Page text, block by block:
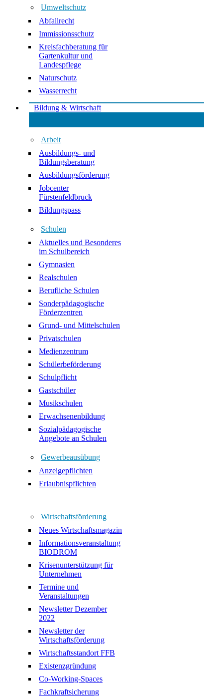
Umweltschutz
Abfallrecht
Immissionsschutz
Kreisfachberatung für
Gartenkultur und
Landespflege
Naturschutz
Wasserrecht
Bildung & Wirtschaft
Arbeit
Ausbildungs- und
Bildungsberatung
Ausbildungsförderung
Jobcenter
Fürstenfeldbruck
Bildungspass
Schulen
Aktuelles und Besonderes
im Schulbereich
Gymnasien
Realschulen
Berufliche Schulen
Sonderpädagogische
Förderzentren
Grund- und Mittelschulen
Privatschulen
Medienzentrum
Schülerbeförderung
Schulpflicht
Gastschüler
Musikschulen
Erwachsenenbildung
Sozialpädagogische
Angebote an Schulen
Gewerbeausübung
Anzeigepflichten
Erlaubnispflichten
Wirtschaftsförderung
Neues Wirtschaftsmagazin
Informationsveranstaltung
BIODROM
Krisenunterstützung für
Unternehmen
Termine und
Veranstaltungen
Newsletter Dezember
2022
Newsletter der
Wirtschaftsförderung
Wirtschaftsstandort FFB
Existenzgründung
Co-Working-Spaces
Fachkraftsicherung